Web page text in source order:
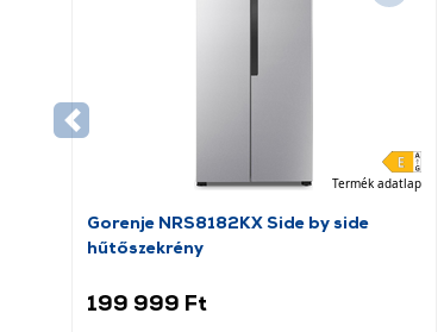
Termék adatlap
Gorenje NRS8182KX Side by side
hűtőszekrény
199 999 Ft